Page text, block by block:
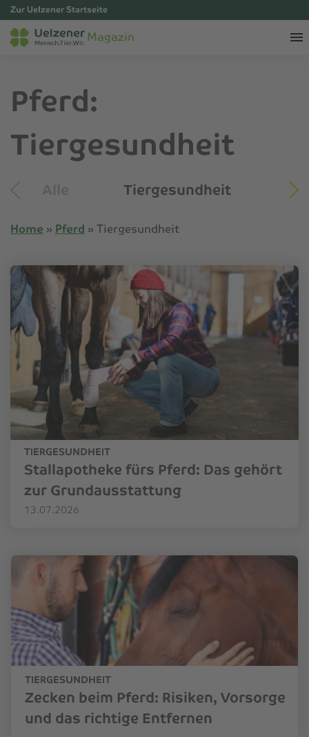
Zur Uelzener Startseite
Magazin
Pferd:
Tiergesundheit
Tiergesundheit
Home » Pferd » Tiergesundheit
TIERGESUNDHEIT
Stallapotheke fürs Pferd: Das gehört
zur Grundausstattung
13.07.2026
TIERGESUNDHEIT
Zecken beim Pferd: Risiken, Vorsorge
und das richtige Entfernen